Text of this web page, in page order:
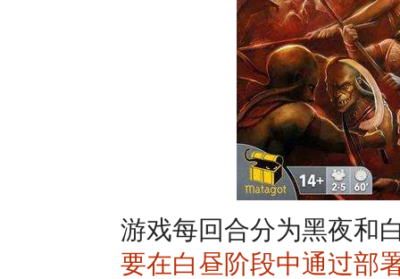
游戏每回合分为黑夜和
要在白昼阶段中通过部